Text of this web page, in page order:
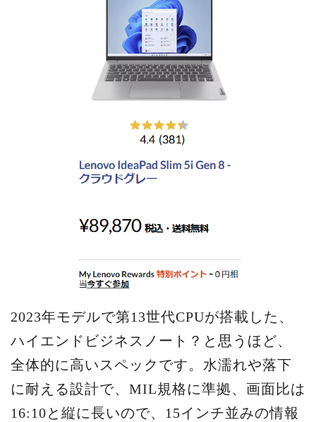
2023年モデルで第13世代CPUが搭載した、
ハイエンドビジネスノート？と思うほど、
全体的に高いスペックです。水濡れや落下
に耐える設計で、MIL規格に準拠、画面比は
16:10と縦に長いので、15インチ並みの情報